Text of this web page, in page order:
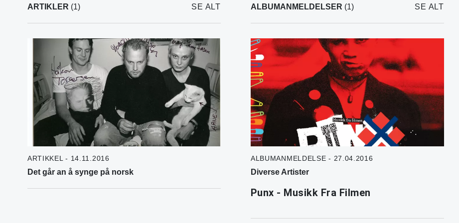
ARTIKLER (1) SE ALT
ARTIKKEL - 14.11.2016
Det går an å synge på norsk
ALBUMANMELDELSER (1) SE ALT
ALBUMANMELDELSE - 27.04.2016
Diverse Artister
Punx - Musikk Fra Filmen